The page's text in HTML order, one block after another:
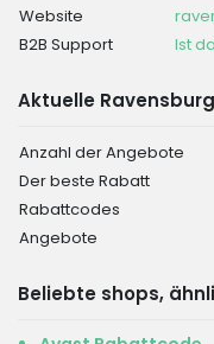
Website
B2B Support
Ist
Aktuelle
Anzahl der Angebote
Der beste Rabatt
Rabattcodes
Angebote
Beliebte shops,